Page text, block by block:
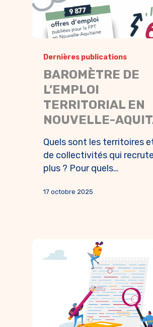
Dernières publications
BAROMÈTRE DE
L’EMPLOI
TERRITORIAL EN
NOUVELLE-
Quels sont les territoires
de collectivités qui
plus ? Pour quels…
17 octobre 2025